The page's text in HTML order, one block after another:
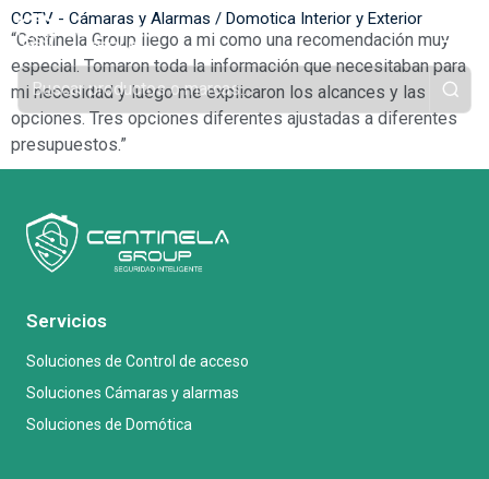
CCTV - Cámaras y Alarmas / Domotica Interior y Exterior
“Centinela Group llego a mi como una recomendación muy
especial. Tomaron toda la información que necesitaban para
mi necesidad y luego me explicaron los alcances y las
opciones. Tres opciones diferentes ajustadas a diferentes
presupuestos.”
Servicios
Soluciones de Control de acceso
Soluciones Cámaras y alarmas
Soluciones de Domótica